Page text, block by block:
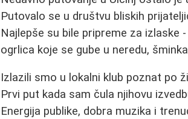
Putovalo se u društvu bliskih
Najlepše su bile pripreme za izlaske
ogrlica koje se gube u neredu,
Izlazili smo u lokalni klub poznat po
Prvi put kada sam čula njihovu
Energija publike, dobra muzika i